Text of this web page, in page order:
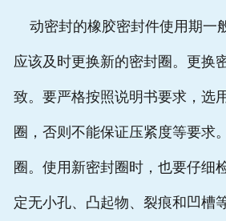
动密封的橡胶密封件使用期一般
应该及时更换新的密封圈。更换
致。要严格按照说明书要求，选
圈，否则不能保证压紧度等要求
圈。使用新密封圈时，也要仔细
定无小孔、凸起物、裂痕和凹槽